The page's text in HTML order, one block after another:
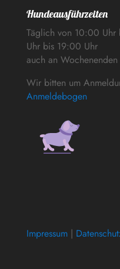
Hundeausführzeiten
Täglich von 10:00
Uhr bis 19:00 Uhr
auch an
Wir bitten um
Anmeldebogen
Impressum|